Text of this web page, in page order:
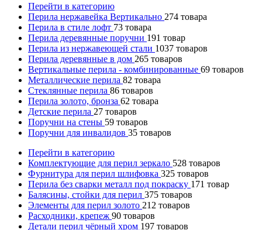
Перейти в категорию
Перила нержавейка Вертикально 274 товара
Перила в стиле лофт 73 товара
Перила деревянные поручни 191 товар
Перила из нержавеющей стали 1037 товаров
Перила деревянные в дом 265 товаров
Вертикальные перила - комбинированные 69 товаров
Металлические перила 82 товара
Стеклянные перила 86 товаров
Перила золото, бронза 62 товара
Детские перила 27 товаров
Поручни на стены 59 товаров
Поручни для инвалидов 35 товаров
Перейти в категорию
Комплектующие для перил зеркало 528 товаров
Фурнитура для перил шлифовка 325 товаров
Перила без сварки металл под покраску 171 товар
Балясины, стойки для перил 375 товаров
Элементы для перил золото 212 товаров
Расходники, крепеж 90 товаров
Детали перил чёрный хром 197 товаров